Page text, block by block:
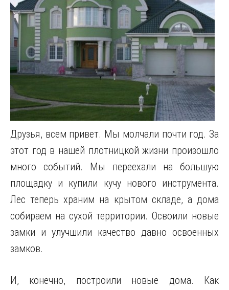
Друзья, всем привет. Мы молчали почти год. За
этот год в нашей плотницкой жизни произошло
много событий. Мы переехали на большую
площадку и купили кучу нового инструмента.
Лес теперь храним на крытом складе, а дома
собираем на сухой территории. Освоили новые
замки и улучшили качество давно освоенных
замков.
И, конечно, построили новые дома. Как